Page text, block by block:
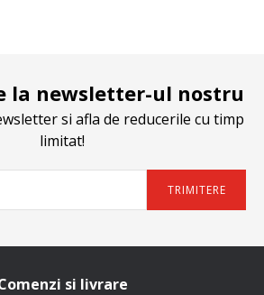
la newsletter-ul nostru
si afla de reducerile cu timp
limitat!
TRIMITERE
si livrare